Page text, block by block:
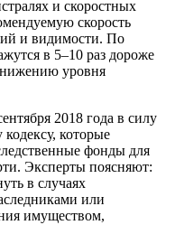
и скоростных
скорость
и видимости. По
в 5–10 раз дороже
уровня
2018 года в силу
которые
фонды для
Эксперты поясняют:
в случаях
или
имуществом,